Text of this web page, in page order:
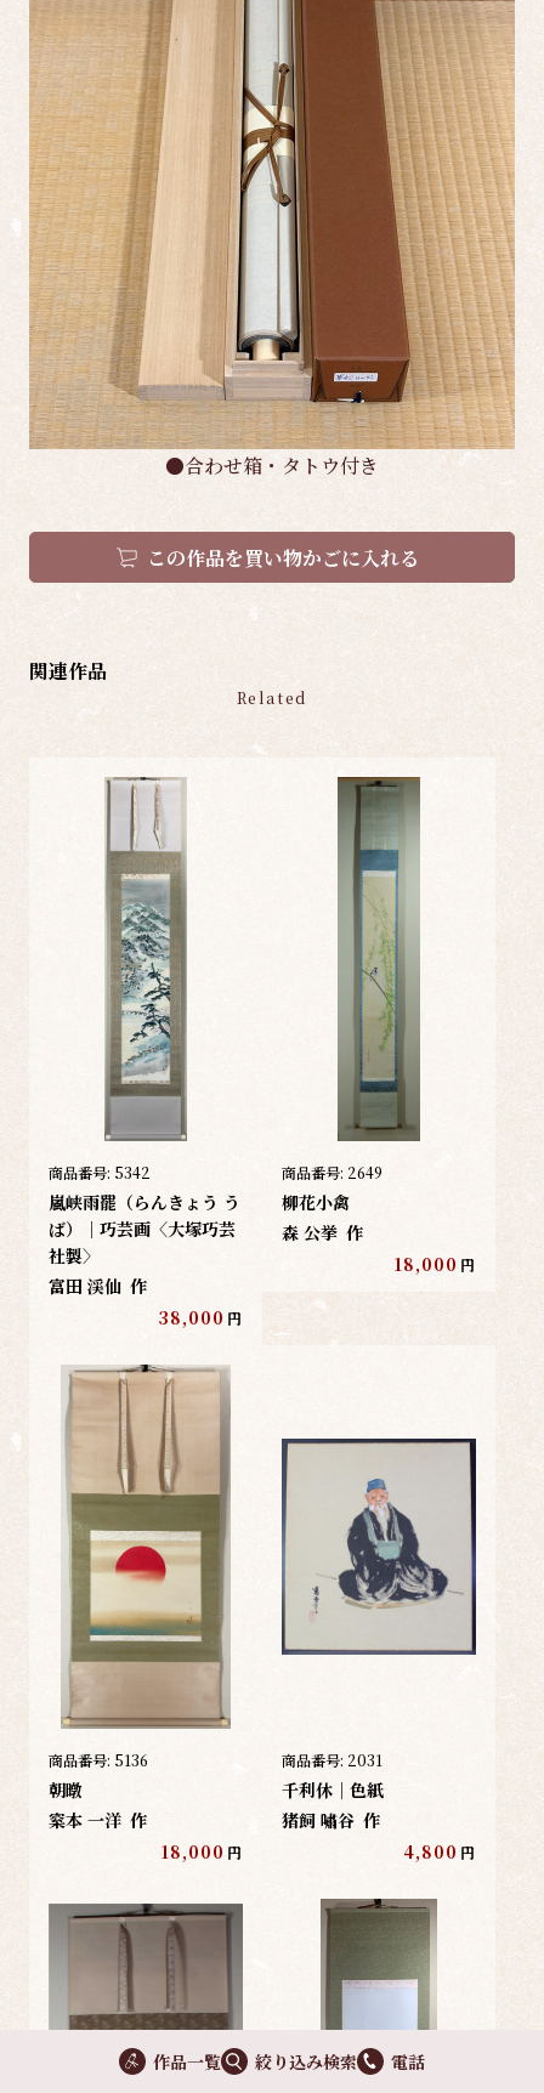
●合わせ箱・タトウ付き
この作品を買い物かごに入れる
関連作品
Related
商品番号: 5342
嵐峡雨罷（らんきょう う
ば）｜巧芸画〈大塚巧芸
社製〉
富田 渓仙 作
38,000 円
商品番号: 2649
柳花小禽
森 公挙 作
18,000 円
商品番号: 5136
朝暾
梥本 一洋 作
18,000 円
商品番号: 2031
千利休｜色紙
猪飼 嘯谷 作
4,800 円
作品一覧 絞り込み検索 電話